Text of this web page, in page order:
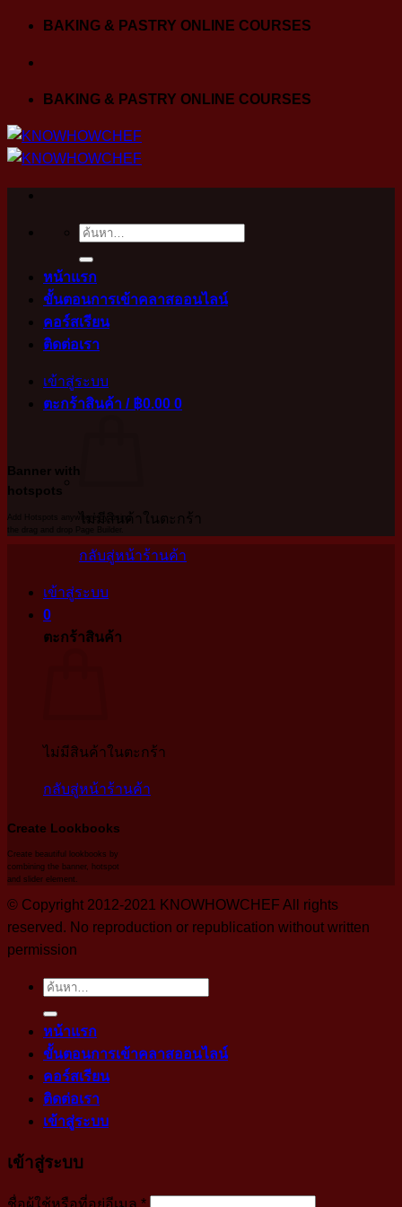
Skip
content
BAKING & PASTRY ONLINE COURSES
BAKING & PASTRY ONLINE COURSES
ค้นหา:
หน้าแรก
ขั้นตอนการเข้าคลาสออนไลน์
คอร์สเรียน
ติดต่อเรา
เข้าสู่ระบบ
ตะกร้าสินค้า / ฿0.00 0
ไม่มีสินค้าในตะกร้า
กลับสู่หน้าร้านค้า
เข้าสู่ระบบ
0
ตะกร้าสินค้า
ไม่มีสินค้าในตะกร้า
กลับสู่หน้าร้านค้า
Banner with
hotspots
Add Hotspots anywhere by using
Create Lookbooks
Create beautiful lookbooks by
combining the banner, hotspot
and slider element.
© Copyright 2012-2021 KNOWHOWCHEF All rights
reserved. No reproduction or republication without written
permission
ค้นหา:
หน้าแรก
ขั้นตอนการเข้าคลาสออนไลน์
คอร์สเรียน
ติดต่อเรา
เข้าสู่ระบบ
เข้าสู่ระบบ
ชื่อผู้ใช้หรือที่อยู่อีเมล *บังคับ